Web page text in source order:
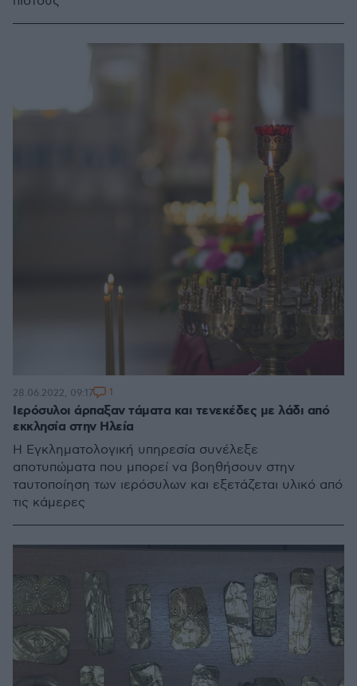
Ιερόσυλοι άρπαξαν τάματα και τενεκέδες με λάδι από
εκκλησία στην Ηλεία
Η Εγκληματολογική υπηρεσία συνέλεξε
αποτυπώματα που μπορεί να βοηθήσουν στην
ταυτοποίηση των ιερόσυλων και εξετάζεται υλικό από
τις κάμερες
28.06.2022, 09:17 1